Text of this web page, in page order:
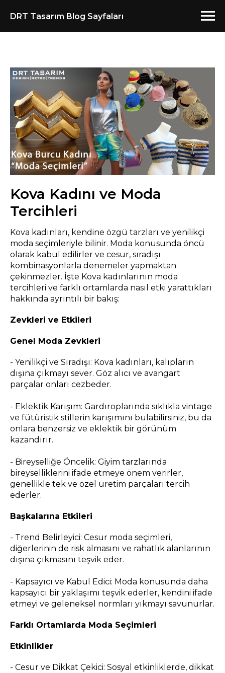
DRT Tasarım Blog Sayfaları
Kova Kadını ve Moda
Tercihleri
Kova kadınları, kendine özgü tarzları ve yenilikçi
moda seçimleriyle bilinir. Moda konusunda öncü
olarak kabul edilirler ve cesur, sıradışı
kombinasyonlarla denemeler yapmaktan
çekinmezler. İşte Kova kadınlarının moda
tercihleri ve farklı ortamlarda nasıl etki yarattıkları
hakkında ayrıntılı bir bakış:
Zevkleri ve Etkileri
Genel Moda Zevkleri
- Yenilikçi ve Sıradışı: Kova kadınları, kalıpların
dışına çıkmayı sever. Göz alıcı ve avangart
parçalar onları cezbeder.
- Eklektik Karışım: Gardıroplarında sıklıkla vintage
ve fütüristik stillerin karışımını bulabilirsiniz, bu da
onlara benzersiz ve eklektik bir görünüm
kazandırır.
- Bireyselliğe Öncelik: Giyim tarzlarında
bireyselliklerini ifade etmeye önem verirler,
genellikle tek ve özel üretim parçaları tercih
ederler.
Başkalarına Etkileri
- Trend Belirleyici: Cesur moda seçimleri,
diğerlerinin de risk almasını ve rahatlık alanlarının
dışına çıkmasını teşvik eder.
- Kapsayıcı ve Kabul Edici: Moda konusunda daha
kapsayıcı bir yaklaşımı teşvik ederler, kendini ifade
etmeyi ve geleneksel normları yıkmayı savunurlar.
Farklı Ortamlarda Moda Seçimleri
Etkinlikler
- Cesur ve Dikkat Çekici: Sosyal etkinliklerde, dikkat